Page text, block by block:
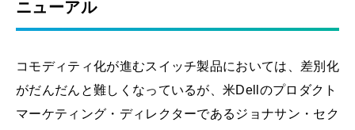
ニューアル
コモディティ化が進むスイッチ製品においては、差別化
がだんだんと難しくなっているが、米Dellのプロダクト
マーケティング・ディレクターであるジョナサン・セク